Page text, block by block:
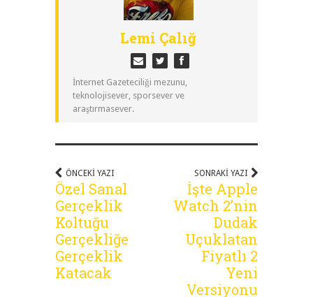
Lemi Çalığ
İnternet Gazeteciliği mezunu,
teknolojisever, sporsever ve
araştırmasever.
ÖNCEKI YAZI
Özel Sanal
Gerçeklik
Koltuğu
Gerçekliğe
Gerçeklik
Katacak
SONRAKI YAZI
İşte Apple
Watch 2’nin
Dudak
Uçuklatan
Fiyatlı 2
Yeni
Versiyonu